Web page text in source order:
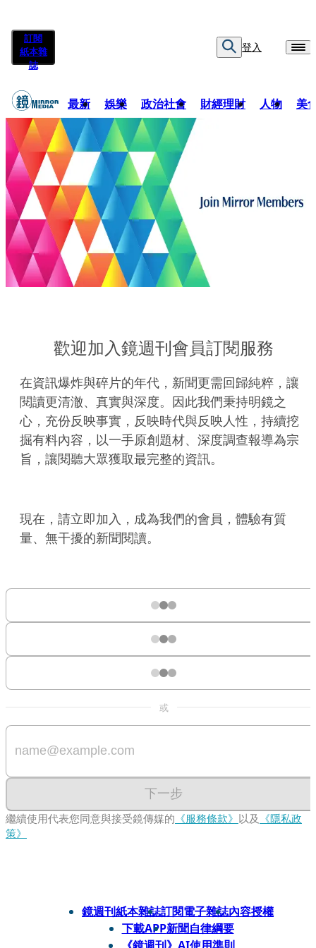
訂閱
紙本雜
誌
登入
最新 娛樂 政治社會 財經理財 人物 美
歡迎加入鏡週刊會員訂閱服務
在資訊爆炸與碎片的年代，新聞更需回歸純粹，讓
閱讀更清澈、真實與深度。因此我們秉持明鏡之
心，充份反映事實，反映時代與反映人性，持續挖
掘有料內容，以一手原創題材、深度調查報導為宗
旨，讓閱聽大眾獲取最完整的資訊。
現在，請立即加入，成為我們的會員，體驗有質
量、無干擾的新聞閱讀。
或
下一步
繼續使用代表您同意與接受鏡傳媒的 《服務條款》 以及 《隱私政
策》
鏡週刊紙本雜誌訂閱電子雜誌內容授權
下載APP新聞自律綱要